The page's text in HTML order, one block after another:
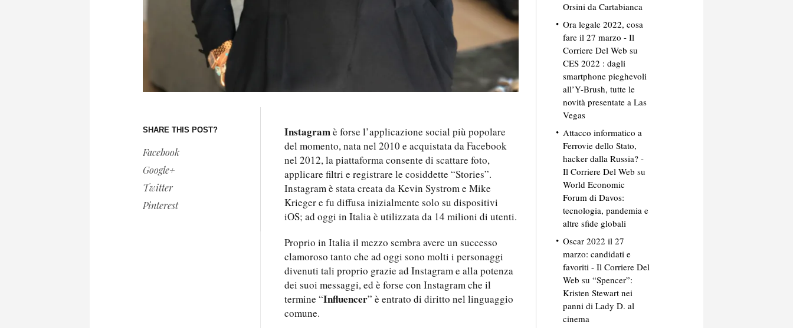
SHARE THIS POST?
Facebook
Google+
Twitter
Pinterest
Instagramè forse l’applicazione social più popolare
del momento, nata nel 2010 e acquistata da Facebook
nel 2012, la piattaforma consente di scattare foto,
applicare filtri e registrare le cosiddette “Stories”.
Instagram è stata creata da Kevin Systrom e Mike
Krieger e fu diffusa inizialmente solo su dispositivi
iOS; ad oggi in Italia è utilizzata da 14 milioni di utenti.
Proprio in Italia il mezzo sembra avere un successo
clamoroso tanto che ad oggi sono molti i personaggi
divenuti tali proprio grazie ad Instagram e alla potenza
dei suoi messaggi, ed è forse con Instagram che il
termine “Influencer” è entrato di diritto nel linguaggio
comune.
Orsini da Cartabianca
Ora legale 2022, cosa
fare il 27 marzo - Il
Corriere Del Web su
CES 2022 : dagli
smartphone pieghevoli
all’Y-Brush, tutte le
novità presentate a Las
Vegas
Attacco informatico a
Ferrovie dello Stato,
hacker dalla Russia? -
Il Corriere Del Web su
World Economic
Forum di Davos:
tecnologia, pandemia e
altre sfide globali
Oscar 2022 il 27
marzo: candidati e
favoriti - Il Corriere Del
Web su “Spencer”:
Kristen Stewart nei
panni di Lady D. al
cinema